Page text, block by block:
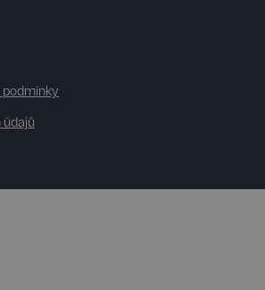
podmínky
údajů